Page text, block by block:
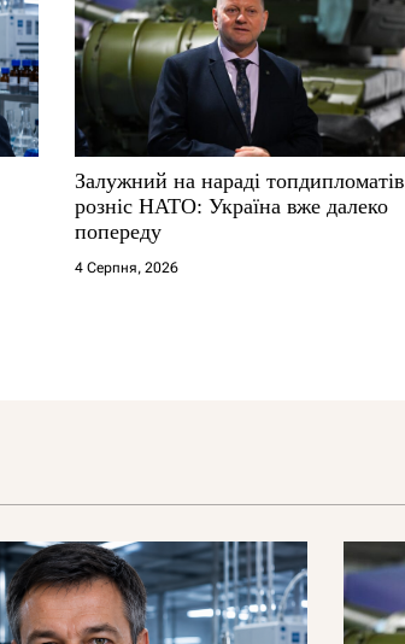
Залужний на нараді топдипломатів
розніс НАТО: Україна вже далеко
попереду
4 Серпня, 2026